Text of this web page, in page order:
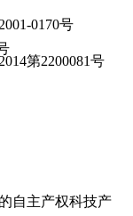
2001-0170号
2014第2200081号
自主产权科技产